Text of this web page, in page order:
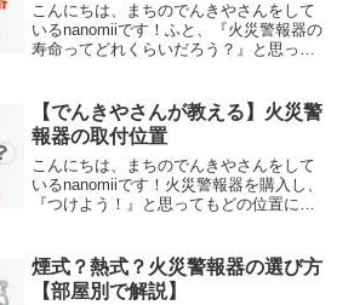
こんにちは、まちのでんきやさんをして
いるnanomiiです！ふと、『火災警報器の
寿命ってどれくらいだろう？』と思った
動しなかった、、、なんてことが無いよ
うにしたいですよ...
【でんきやさんが教える】火災警
報器の取付位置
こんにちは、まちのでんきやさんをして
いるnanomiiです！火災警報器を購入し、
『つけよう！』と思ってもどの位置に設
は、誤作動や故障、もしくは火災があっ
た時に検知が遅れ...
煙式？熱式？火災警報器の選び方
【部屋別で解説】